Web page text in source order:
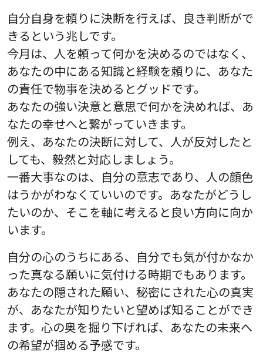
自分自身を頼りに決断を行えば、良き判断がで
きるという兆しです。
今月は、人を頼って何かを決めるのではなく、
あなたの中にある知識と経験を頼りに、あなた
の責任で物事を決めるとグッドです。
あなたの強い決意と意思で何かを決めれば、あ
なたの幸せへと繋がっていきます。
例え、あなたの決断に対して、人が反対したと
しても、毅然と対応しましょう。
一番大事なのは、自分の意志であり、人の顔色
はうかがわなくていいのです。あなたがどうし
たいのか、そこを軸に考えると良い方向に向か
います。
自分の心のうちにある、自分でも気が付かなか
った真なる願いに気付ける時期でもあります。
あなたの隠された願い、秘密にされた心の真実
が、あなたが知りたいと望めば知ることができ
ます。心の奥を掘り下げれば、あなたの未来へ
の希望が掴める予感です。